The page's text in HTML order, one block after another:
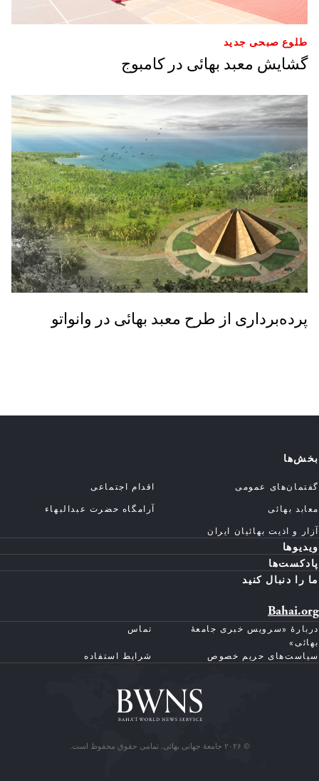
طلوع صبحی جدید
گشایش معبد بهائی در کامبوج
پرده‌برداری از طرح معبد بهائی در وانواتو
بخش‌ها
گفتمان‌های عمومی
اقدام اجتماعی
معابد بهائی
آرامگاه حضرت عبدالبهاء
آزار و اذیت بهائیان ایران
ویدیوها
پادکست‌ها
ما را دنبال کنید
Bahai.org
دربارهٔ «سرویس خبری جامعهٔ
بهائی»
تماس
سیاست‌های حریم خصوص شرایط استفاده
© ۲۰۲۶ جامعهٔ جهانی بهائی. تمامی حقوق محفوظ است.